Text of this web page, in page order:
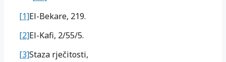
[1]El-Bekare, 219.
[2]El-Kafi, 2/55/5.
[3]Staza rječitosti,